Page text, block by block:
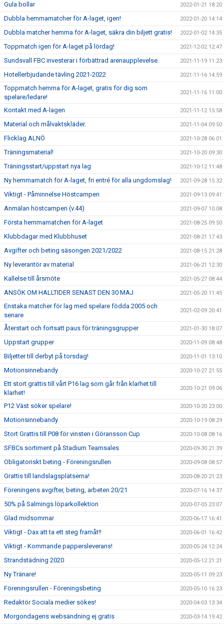
Gula bollar 2022-01-21 18:20
Dubbla hemmamatcher för A-laget, igen! 2022-01-20 14:14
Dubbla matcher hemma för A-laget, säkra din biljett gratis! 2022-01-02 14:35
Toppmatch igen för A-laget på lördag! 2021-12-02 12:47
Sundsvall FBC investerar i förbättrad arenaupplevelse. 2021-11-19 11:23
Hotellerbjudande tävling 2021-2022 2021-11-16 14:59
Toppmatch hemma för A-laget, gratis för dig som
spelare/ledare!
2021-11-16 11:00
Kontakt med A-lagen 2021-11-12 15:58
Material och målvaktskläder. 2021-11-04 09:50
Flicklag ALNÖ 2021-10-28 06:01
Träningsmaterial! 2021-10-20 09:30
Träningsstart/uppstart nya lag 2021-10-12 11:48
Ny hemmamatch för A-laget, fri entré för alla ungdomslag! 2021-09-28 15:32
Viktigt - Påminnelse Höstcampen 2021-09-13 09:41
Anmälan höstcampen (v.44) 2021-09-07 10:08
Första hemmamatchen för A-laget 2021-08-25 09:50
Klubbdagar med Klubbhuset 2021-08-21 17:43
Avgifter och beting säsongen 2021/2022 2021-08-15 21:28
Ny leverantör av material 2021-06-21 12:30
Kallelse till årsmöte 2021-05-27 08:44
ANSÖK OM HALLTIDER SENAST DEN 30 MAJ 2021-05-20 11:45
Enstaka matcher för lag med spelare födda 2005 och
senare
2021-02-09 20:41
Återstart och fortsatt paus för träningsgrupper 2021-01-30 18:07
Uppstart grupper 2020-11-09 08:48
Biljetter till derbyt på torsdag! 2020-11-01 13:10
Motionsinnebandy 2020-10-27 21:55
Ett stort grattis till vårt P16 lag som går från klarhet till
klarhet!
2020-10-21 09:06
P12 Väst söker spelare! 2020-10-20 23:00
Motionsinnebandy 2020-10-19 08:29
Stort Grattis till P08 för vinsten i Göransson Cup 2020-10-08 08:16
SFBCs sortiment på Stadium Teamsales 2020-09-30 21:39
Obligatoriskt beting - Föreningsrullen 2020-09-08 08:57
Grattis till landslagsplatserna! 2020-08-20 21:23
Föreningens avgifter, beting, arbeten 20/21 2020-07-16 14:37
50% på Salmings löparkollektion 2020-07-05 23:07
Glad midsommar 2020-06-17 16:41
Viktigt - Dax att ta ett steg framåt!! 2020-06-01 16:42
Viktigt - Kommande pappersleverans! 2020-05-24 12:24
Strandstädning 2020 2020-05-12 21:21
Ny Tränare! 2020-05-11 09:23
Föreningsrullen - Föreningsbeting 2020-05-10 16:23
Redaktör Sociala medier sökes! 2020-04-03 13:34
Morgondagens websändning ej gratis 2020-03-14 19:42